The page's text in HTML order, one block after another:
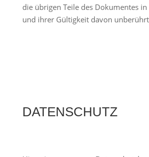
die übrigen Teile des Dokumentes
und ihrer Gültigkeit davon
DATENSCHUTZ